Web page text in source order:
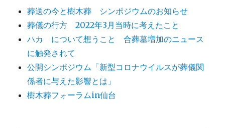
ゲ
ー
シ
ョ
葬送の今と樹木葬 シンポジウムのお知らせ
葬儀の行方 2022年3月当時に考えたこと
ハカ について想うこと 合葬墓増加のニュース
に触発されて
公開シンポジウム「新型コロナウイルスが葬儀関
係者に与えた影響とは」
樹木葬フォーラムin仙台